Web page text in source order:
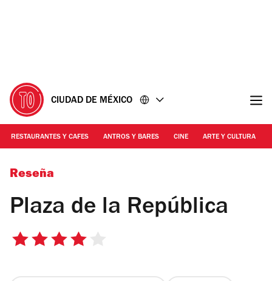
CIUDAD DE MÉXICO
RESTAURANTES Y CAFES ANTROS Y BARES CINE ARTE Y CULTURA
Alejandra Carbajal
Reseña
Plaza de la República
4